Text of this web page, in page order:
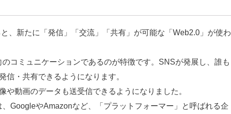
、新たに「発信」「交流」「共有」が可能な「Web2.0」が使わ
コミュニケーションであるのが特徴です。SNSが発展し、誰も
信・共有できるようになります。
や動画のデータも送受信できるようになりました。
GoogleやAmazonなど、「プラットフォーマー」と呼ばれる企